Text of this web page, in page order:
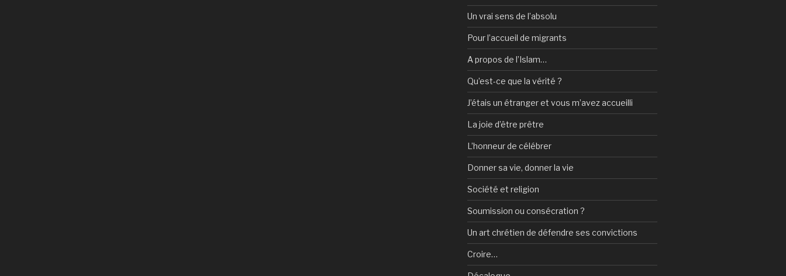
Un vrai sens de l’absolu
Pour l’accueil de migrants
A propos de l’Islam…
Qu’est-ce que la vérité ?
J’étais un étranger et vous m’avez accueilli
La joie d’être prêtre
L’honneur de célébrer
Donner sa vie, donner la vie
Société et religion
Soumission ou consécration ?
Un art chrétien de défendre ses convictions
Croire…